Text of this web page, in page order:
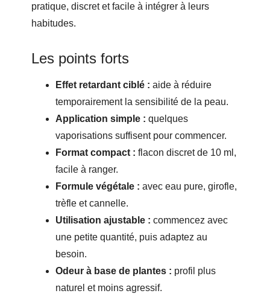
pratique, discret et facile à intégrer à leurs
habitudes.
Les points forts
Effet retardant ciblé : aide à réduire
temporairement la sensibilité de la peau.
Application simple : quelques
vaporisations suffisent pour commencer.
Format compact : flacon discret de 10 ml,
facile à ranger.
Formule végétale : avec eau pure, girofle,
trèfle et cannelle.
Utilisation ajustable : commencez avec
une petite quantité, puis adaptez au
besoin.
Odeur à base de plantes : profil plus
naturel et moins agressif.